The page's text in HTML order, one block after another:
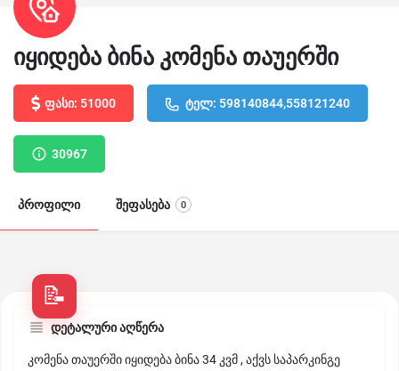
იყიდება ბინა კომენა თაუერში
ფასი: 51000 ტელ: 598140844,558121240
30967
პროფილი შეფასება 0
დეტალური აღწერა
კომენა თაუერში იყიდება ბინა 34 კვმ , აქვს საპარკინგე